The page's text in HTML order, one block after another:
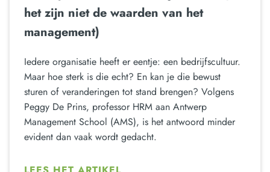
het zijn niet de waarden van het
management)
Iedere organisatie heeft er eentje: een bedrijfscultuur.
Maar hoe sterk is die echt? En kan je die bewust
sturen of veranderingen tot stand brengen? Volgens
Peggy De Prins, professor HRM aan Antwerp
Management School (AMS), is het antwoord minder
evident dan vaak wordt gedacht.